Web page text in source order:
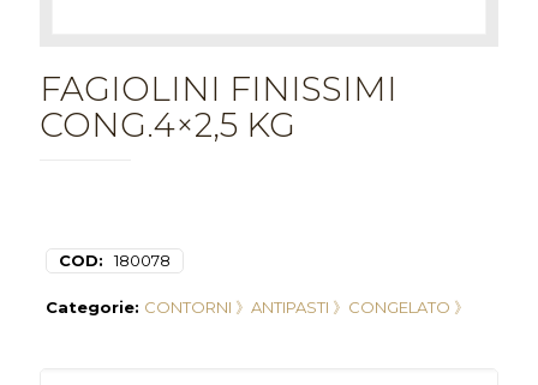
FAGIOLINI FINISSIMI
CONG.4×2,5 KG
COD: 180078
Categorie: CONTORNI 》 ANTIPASTI 》 CONGELATO 》